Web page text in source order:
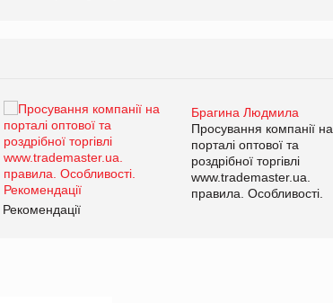
Брагина Людмила
Просування компанії на
порталі оптової та
роздрібної торгівлі
www.trademaster.ua.
правила. Особливості.
Рекомендації